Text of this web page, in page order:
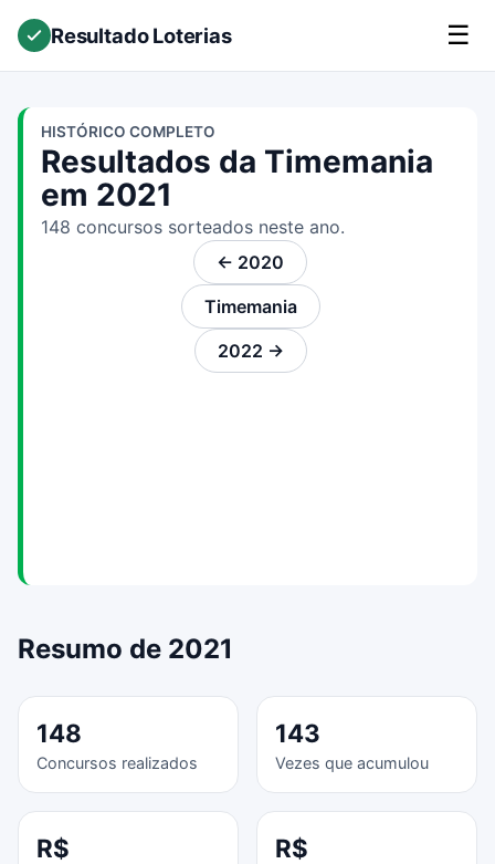
Resultado Loterias ☰
HISTÓRICO COMPLETO
Resultados da Timemania
em 2021
148 concursos sorteados neste ano.
← 2020
Timemania
2022 →
Resumo de 2021
148
Concursos realizados
143
Vezes que acumulou
R$
R$